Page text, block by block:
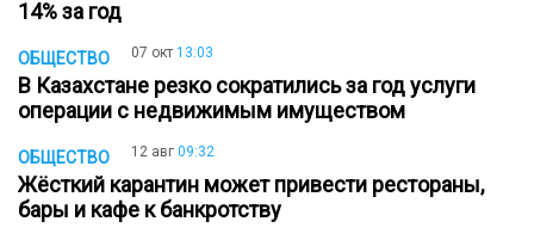
14% за год
ОБЩЕСТВО 07 окт 13:03
В Казахстане резко сократились за год услуги
операции с недвижимым имуществом
ОБЩЕСТВО 12 авг 09:32
Жёсткий карантин может привести рестораны,
бары и кафе к банкротству